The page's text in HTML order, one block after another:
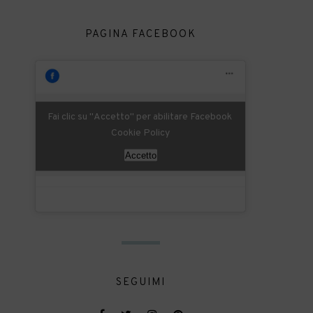
PAGINA FACEBOOK
Fai clic su "Accetto" per abilitare Facebook
Cookie Policy
Accetto
SEGUIMI